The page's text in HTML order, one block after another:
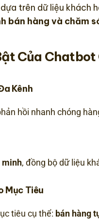
trên dữ liệu khách
bán hàng và chăm
Của Chatbot
Kênh
hồi nhanh chóng
minh, đồng bộ dữ liệu
Mục Tiêu
tiêu cụ thể: bán hàng